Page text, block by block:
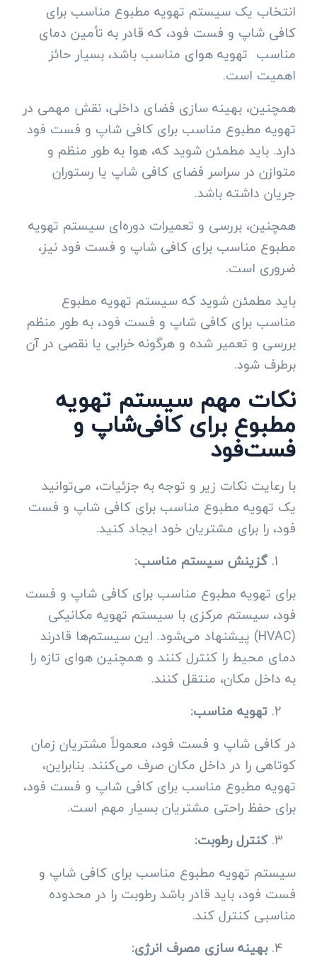
انتخاب یک سیستم تهویه مطبوع مناسب برای
کافی شاپ و فست فود، که قادر به تأمین دمای
مناسب تهویه هوای مناسب باشد، بسیار حائز
اهمیت است.
همچنین، بهینه سازی فضای داخلی، نقش مهمی در
تهویه مطبوع مناسب برای کافی شاپ و فست فود
دارد. باید مطمئن شوید که، هوا به طور منظم و
متوازن در سراسر فضای کافی شاپ یا رستوران
جریان داشته باشد.
همچنین، بررسی و تعمیرات دوره‌ای سیستم تهویه
مطبوع مناسب برای کافی شاپ و فست فود نیز،
ضروری است.
باید مطمئن شوید که سیستم تهویه مطبوع
مناسب برای کافی شاپ و فست فود، به طور منظم
بررسی و تعمیر شده و هرگونه خرابی یا نقصی در آن
برطرف شود.
نکات مهم سیستم تهویه
مطبوع برای کافی‌شاپ و
فست‌فود
با رعایت نکات زیر و توجه به جزئیات، می‌توانید
یک تهویه مطبوع مناسب برای کافی شاپ و فست
فود، را برای مشتریان خود ایجاد کنید.
گزینش سیستم مناسب:
برای تهویه مطبوع مناسب برای کافی شاپ و فست
فود، سیستم مرکزی با سیستم تهویه مکانیکی
(HVAC) پیشنهاد می‌شود. این سیستم‌ها قادرند
دمای محیط را کنترل کنند و همچنین هوای تازه را
به داخل مکان، منتقل کنند.
تهویه مناسب:
در کافی شاپ و فست فود، معمولاً مشتریان زمان
کوتاهی را در داخل مکان صرف می‌کنند. بنابراین،
تهویه مطبوع مناسب برای کافی شاپ و فست فود،
برای حفظ راحتی مشتریان بسیار مهم است.
کنترل رطوبت:
سیستم تهویه مطبوع مناسب برای کافی شاپ و
فست فود، باید قادر باشد رطوبت را در محدوده
مناسبی کنترل کند.
بهینه سازی مصرف انرژی: